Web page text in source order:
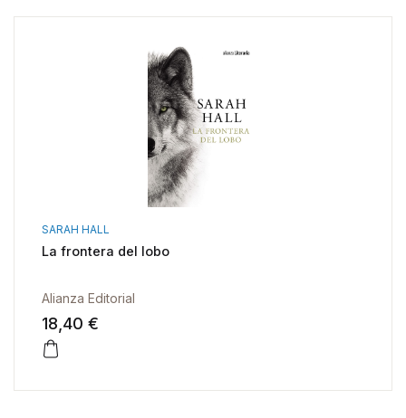
SARAH HALL
La frontera del lobo
Alianza Editorial
18,40 €